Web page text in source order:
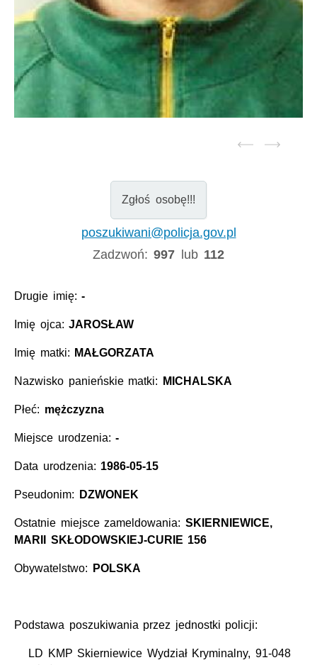
Zgłoś osobę!!!
poszukiwani@policja.gov.pl
Zadzwoń:997 lub 112
Drugie imię:-
Imię ojca:JAROSŁAW
Imię matki: MAŁGORZATA
Nazwisko panieńskie matki: MICHALSKA
Płeć: mężczyzna
Miejsce urodzenia:-
Data urodzenia: 1986-05-15
Pseudonim: DZWONEK
Ostatnie miejsce zameldowania: SKIERNIEWICE,
MARII SKŁODOWSKIEJ-CURIE 156
Obywatelstwo: POLSKA
Podstawa poszukiwania przez jednostki policji:
LD KMP Skierniewice Wydział Kryminalny, 91-048